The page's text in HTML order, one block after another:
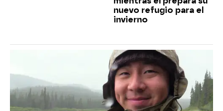
nuevo refugio para el
invierno